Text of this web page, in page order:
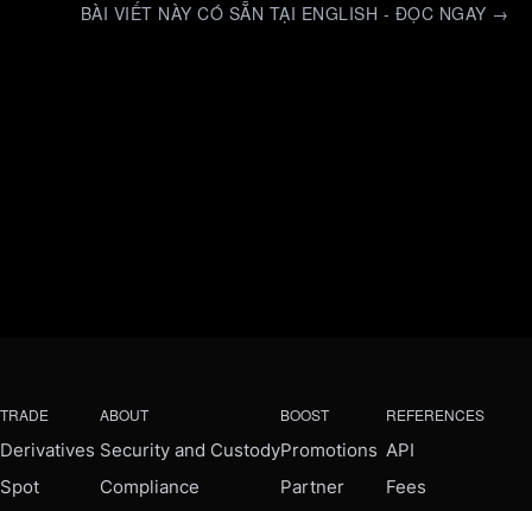
BÀI VIẾT NÀY CÓ SẴN TẠI ENGLISH - ĐỌC NGAY →
TRADE
Derivatives
Spot
ABOUT
Security and Custody
Compliance
BOOST
Promotions
Partner
REFERENCES
API
Fees